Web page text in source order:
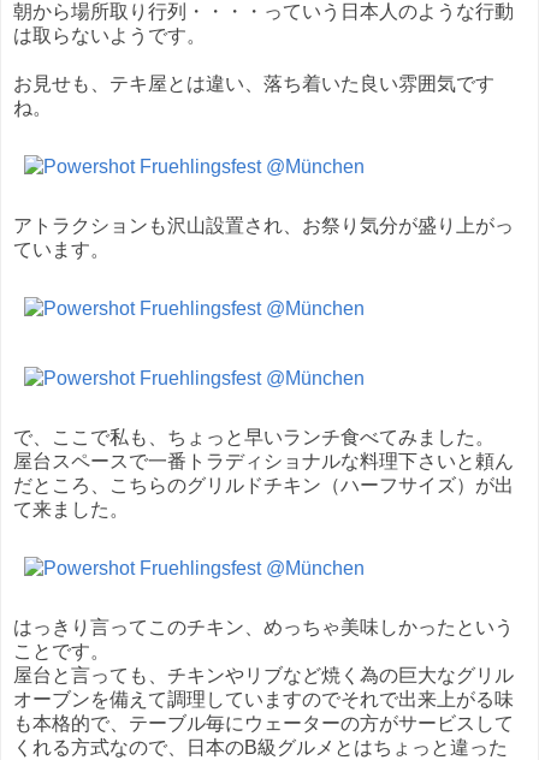
朝から場所取り行列・・・・っていう日本人のような行動
は取らないようです。
お見せも、テキ屋とは違い、落ち着いた良い雰囲気です
ね。
アトラクションも沢山設置され、お祭り気分が盛り上がっ
ています。
で、ここで私も、ちょっと早いランチ食べてみました。
屋台スペースで一番トラディショナルな料理下さいと頼ん
だところ、こちらのグリルドチキン（ハーフサイズ）が出
て来ました。
はっきり言ってこのチキン、めっちゃ美味しかったという
ことです。
屋台と言っても、チキンやリブなど焼く為の巨大なグリル
オーブンを備えて調理していますのでそれで出来上がる味
も本格的で、テーブル毎にウェーターの方がサービスして
くれる方式なので、日本のB級グルメとはちょっと違った